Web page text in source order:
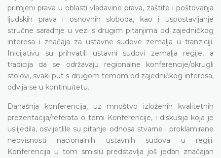
primjeni prava u oblasti vladavine prava, zaštite i poštovanja
ljudskih prava i osnovnih sloboda, kao i uspostavljanje
stručne saradnje u vezi s drugim pitanjima od zajedničkog
interesa i značaja za ustavne sudove zemalja u tranziciji.
Inicijativu su prihvatili ustavni sudovi zemalja regije, a
tradicija da se održavaju regionalne konferencije/okrugli
stolovi, svaki put s drugom temom od zajedničkog interesa,
odvija se u kontinuitetu.
Današnja konferencija, uz mnoštvo izloženih kvalitetnih
prezentacija/referata o temi Konferencije, i diskusija koja je
uslijedila, osvijetlile su pitanje odnosa stvarne i proklamirane
neovisnosti nacionalnih ustavnih sudova u regiji.
Konferencija u tom smislu predstavlja još jedan značajan